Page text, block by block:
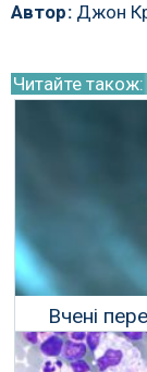
Автор:Джон
Читайте також:
Вчені
імунні